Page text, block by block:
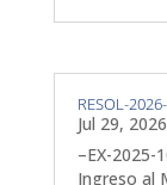
RESOL-
Jul 29, 2026
–EX-2025-
Ingreso al